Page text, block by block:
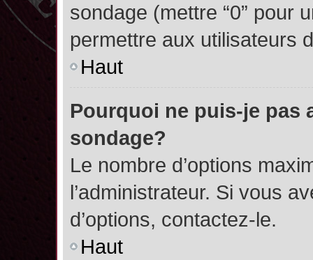
sondage (mettre “0” pour
permettre aux utilisateurs
Haut
Pourquoi ne puis-je pas
sondage?
Le nombre d’options
l’administrateur. Si vous
d’options, contactez-le.
Haut